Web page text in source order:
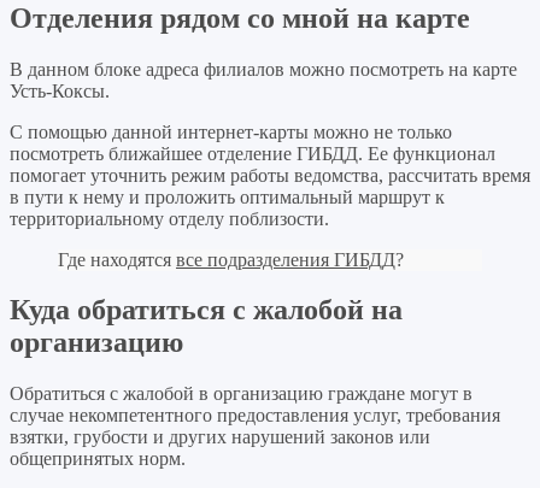
Отделения рядом со мной на карте
В данном блоке адреса филиалов можно посмотреть на карте
Усть-Коксы.
С помощью данной интернет-карты можно не только
посмотреть ближайшее отделение ГИБДД. Ее функционал
помогает уточнить режим работы ведомства, рассчитать время
в пути к нему и проложить оптимальный маршрут к
территориальному отделу поблизости.
Где находятся все подразделения ГИБДД?
Куда обратиться с жалобой на
организацию
Обратиться с жалобой в организацию граждане могут в
случае некомпетентного предоставления услуг, требования
взятки, грубости и других нарушений законов или
общепринятых норм.